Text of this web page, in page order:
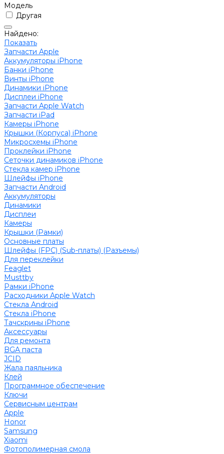
Модель
Другая
Найдено:
Показать
Запчасти Apple
Аккумуляторы iPhone
Банки iPhone
Винты iPhone
Динамики iPhone
Дисплеи iPhone
Запчасти Apple Watch
Запчасти iPad
Камеры iPhone
Крышки (Корпуса) iPhone
Микросхемы iPhone
Проклейки iPhone
Сеточки динамиков iPhone
Стекла камер iPhone
Шлейфы iPhone
Запчасти Android
Аккумуляторы
Динамики
Дисплеи
Камеры
Крышки (Рамки)
Основные платы
Шлейфы (FPC) (Sub-платы) (Разъемы)
Для переклейки
Feaglet
Musttby
Рамки iPhone
Расходники Apple Watch
Стекла Android
Стекла iPhone
Тачскрины iPhone
Аксессуары
Для ремонта
BGA паста
JCID
Жала паяльника
Клей
Программное обеспечение
Ключи
Сервисным центрам
Apple
Honor
Samsung
Xiaomi
Фотополимерная смола